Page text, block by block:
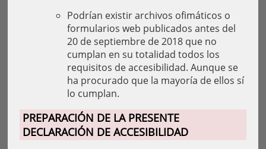
Podrían existir archivos ofimáticos o
formularios web publicados antes del
20 de septiembre de 2018 que no
cumplan en su totalidad todos los
requisitos de accesibilidad. Aunque se
ha procurado que la mayoría de ellos sí
lo cumplan.
PREPARACIÓN DE LA PRESENTE
DECLARACIÓN DE ACCESIBILIDAD